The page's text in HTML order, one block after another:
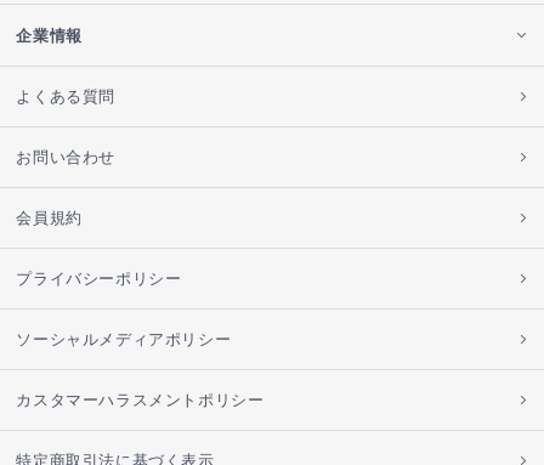
企業情報
よくある質問
お問い合わせ
会員規約
プライバシーポリシー
ソーシャルメディアポリシー
カスタマーハラスメントポリシー
特定商取引法に基づく表示